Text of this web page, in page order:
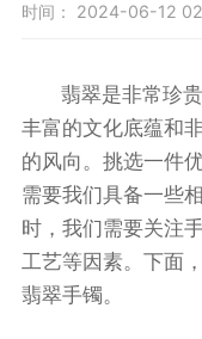
时间： 2024-06-12
翡翠是非常珍
丰富的文化底蕴和
的风向。挑选一件
需要我们具备一些
时，我们需要关注
工艺等因素。下面
翡翠手镯。